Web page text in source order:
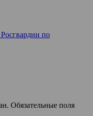
по
Обязательные поля